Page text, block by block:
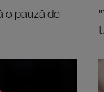
o pauză de
CM